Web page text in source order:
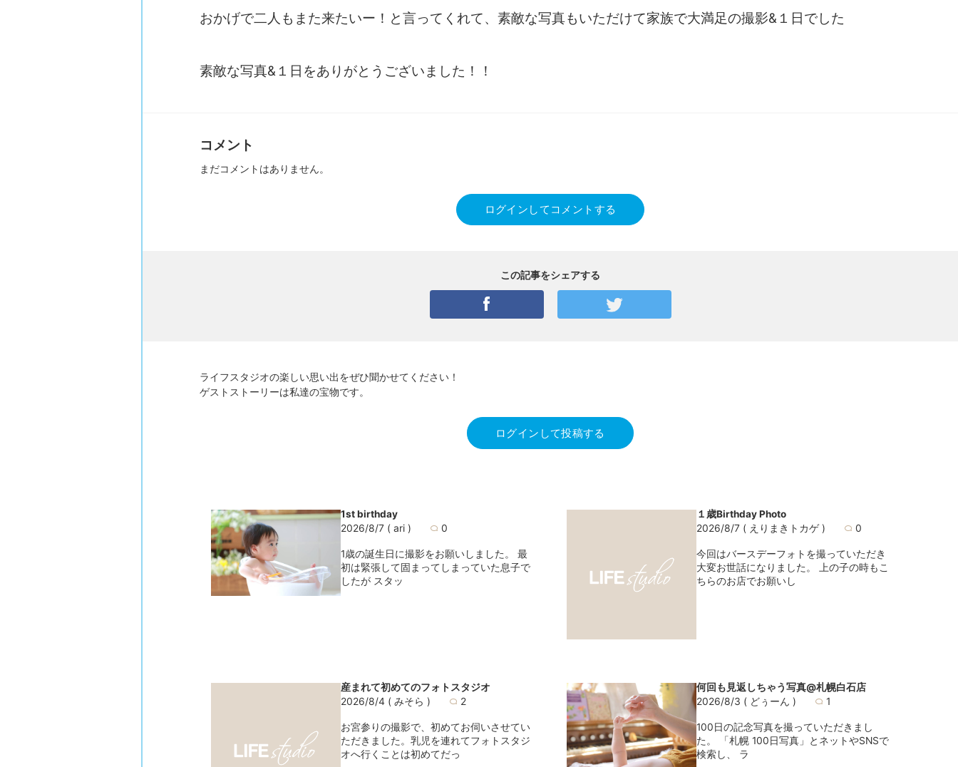
おかげで二人もまた来たいー！と言ってくれて、素敵な写真もいただけて家族で大満足の撮影&１日でした
素敵な写真&１日をありがとうございました！！
コメント
まだコメントはありません。
ログインしてコメントする
この記事をシェアする
ライフスタジオの楽しい思い出をぜひ聞かせてください！
ゲストストーリーは私達の宝物です。
ログインして投稿する
1st birthday
2026/8/7 ( ari ) 0
1歳の誕生日に撮影をお願いしました。 最
初は緊張して固まってしまっていた息子で
したが スタッ
１歳Birthday Photo
2026/8/7 ( えりまきトカゲ ) 0
今回はバースデーフォトを撮っていただき
大変お世話になりました。 上の子の時もこ
ちらのお店でお願いし
産まれて初めてのフォトスタジオ
2026/8/4 ( みそら ) 2
お宮参りの撮影で、初めてお伺いさせてい
ただきました。乳児を連れてフォトスタジ
オへ行くことは初めてだっ
何回も見返しちゃう写真@札幌白石店
2026/8/3 ( どぅーん ) 1
100日の記念写真を撮っていただきまし
た。 「札幌 100日写真」とネットやSNSで
検索し、 ラ